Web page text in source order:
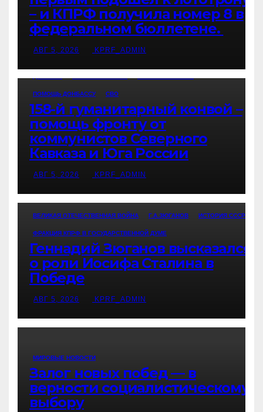
– и КПРФ получила номер 8 в
федеральном бюллетене.
АВГ 5, 2026 KPRF_ADMIN
ПОМОЩЬ ДОНБАССУ СВО
158-й гуманитарный конвой –
помощь фронту от
коммунистов Северного
Кавказа и Юга России
АВГ 5, 2026 KPRF_ADMIN
ВЕЛИКАЯ ОТЕЧЕСТВЕННАЯ ВОЙНА Г.А.ЗЮГАНОВ ИСТОРИЯ СССР
ФРАКЦИЯ КПРФ В ГОСУДАРСТВЕННОЙ ДУМЕ
Геннадий Зюганов высказался
о роли Иосифа Сталина в
Победе
АВГ 5, 2026 KPRF_ADMIN
МИРОВЫЕ НОВОСТИ
Залог новых побед — в
верности социалистическому
выбору